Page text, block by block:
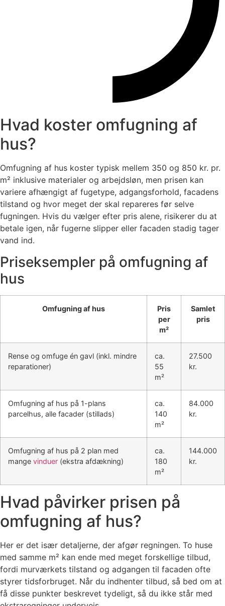
Hvad koster omfugning af
hus?
Omfugning af hus koster typisk mellem 350 og 850 kr. pr.
m² inklusive materialer og arbejdsløn, men prisen kan
variere afhængigt af fugetype, adgangsforhold, facadens
tilstand og hvor meget der skal repareres før selve
fugningen. Hvis du vælger efter pris alene, risikerer du at
betale igen, når fugerne slipper eller facaden stadig tager
vand ind.
Priseksempler på omfugning af
hus
Omfugning af hus
Pris
per
m²
Samlet
pris
Rense og omfuge én gavl (inkl. mindre
reparationer)
ca.
55
m²
27.500
kr.
Omfugning af hus på 1-plans
parcelhus, alle facader (stillads)
ca.
140
m²
84.000
kr.
Omfugning af hus på 2 plan med
mange vinduer (ekstra afdækning)
ca.
180
m²
144.000
kr.
Hvad påvirker prisen på
omfugning af hus?
Her er det især detaljerne, der afgør regningen. To huse
med samme m² kan ende med meget forskellige tilbud,
fordi murværkets tilstand og adgangen til facaden ofte
styrer tidsforbruget. Når du indhenter tilbud, så bed om at
få disse punkter beskrevet tydeligt, så du ikke står med